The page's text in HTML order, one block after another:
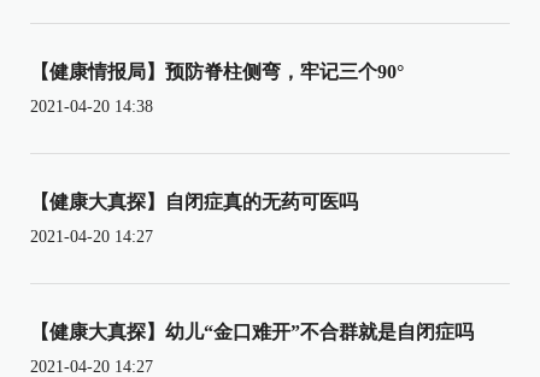
【健康情报局】预防脊柱侧弯，牢记三个90°
2021-04-20 14:38
【健康大真探】自闭症真的无药可医吗
2021-04-20 14:27
【健康大真探】幼儿“金口难开”不合群就是自闭症吗
2021-04-20 14:27